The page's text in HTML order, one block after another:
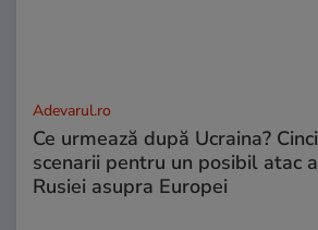
Adevarul.ro
Ce urmează după Ucraina? Cinci
scenarii pentru un posibil atac
Rusiei asupra Europei